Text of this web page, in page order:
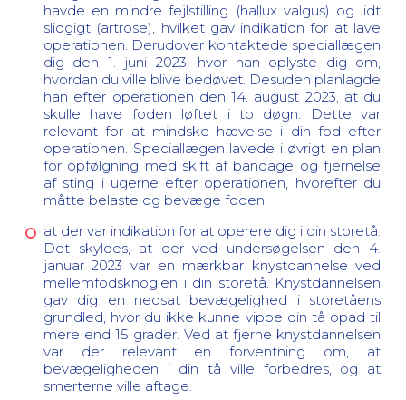
havde en mindre fejlstilling (hallux valgus) og lidt
slidgigt (artrose), hvilket gav indikation for at lave
operationen. Derudover kontaktede speciallægen
dig den 1. juni 2023, hvor han oplyste dig om,
hvordan du ville blive bedøvet. Desuden planlagde
han efter operationen den 14. august 2023, at du
skulle have foden løftet i to døgn. Dette var
relevant for at mindske hævelse i din fod efter
operationen. Speciallægen lavede i øvrigt en plan
for opfølgning med skift af bandage og fjernelse
af sting i ugerne efter operationen, hvorefter du
måtte belaste og bevæge foden.
at der var indikation for at operere dig i din storetå.
Det skyldes, at der ved undersøgelsen den 4.
januar 2023 var en mærkbar knystdannelse ved
mellemfodsknoglen i din storetå. Knystdannelsen
gav dig en nedsat bevægelighed i storetåens
grundled, hvor du ikke kunne vippe din tå opad til
mere end 15 grader. Ved at fjerne knystdannelsen
var der relevant en forventning om, at
bevægeligheden i din tå ville forbedres, og at
smerterne ville aftage.